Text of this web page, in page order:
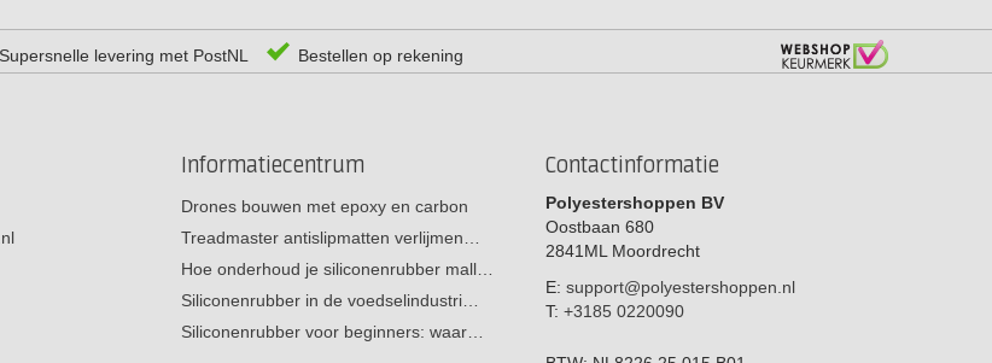
Supersnelle levering met PostNL Bestellen op rekening
Informatiecentrum
Drones bouwen met epoxy en carbon
Treadmaster antislipmatten verlijmen…
Hoe onderhoud je siliconenrubber mall…
Siliconenrubber in de voedselindustri…
Siliconenrubber voor beginners: waar…
Contactinformatie
Polyestershoppen BV
Oostbaan 680
2841ML Moordrecht
E: support@polyestershoppen.nl
T: +3185 0220090